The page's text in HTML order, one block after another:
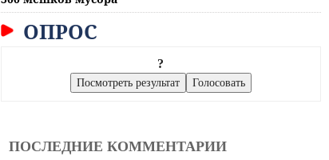
ОПРОС
?
ПОСЛЕДНИЕ КОММЕНТАРИИ